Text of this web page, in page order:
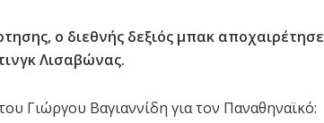
o διεθνής δεξιός μπακ αποχαιρέτησε
Λισαβώνας.
Γιώργου Βαγιαννίδη για τον Παναθηναϊκό: